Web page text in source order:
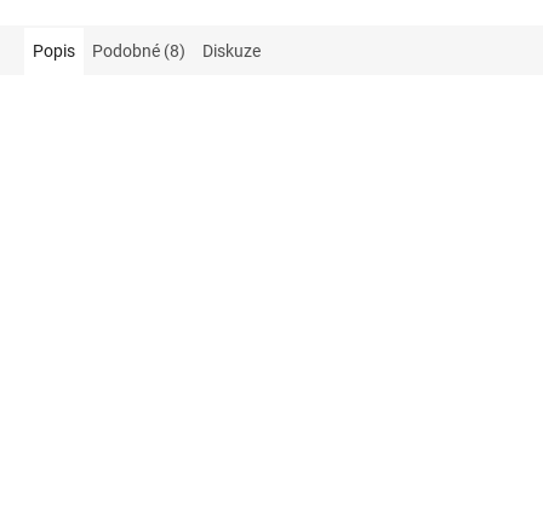
Popis Podobné (8) Diskuze